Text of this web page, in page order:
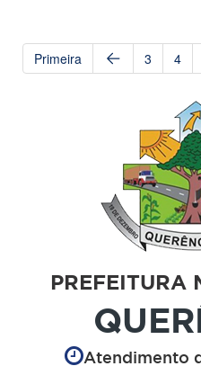
Primeira 3 4
PREFEITURA
Atendimento